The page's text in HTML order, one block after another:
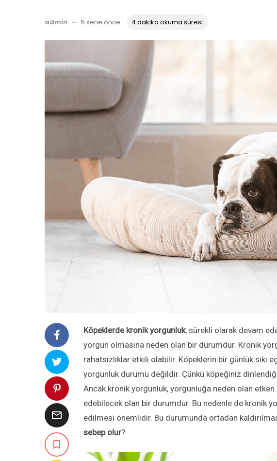
admin — 5 sene önce 4 dakika okuma süresi


Köpeklerde kronik yorgunluk, sürekli olarak devam
yorgun olmasına neden olan bir durumdur. Kronik
rahatsızlıklar etkili olabilir. Köpeklerin bir günlük sıkı
yorgunluk durumu değildir. Çünkü köpeğiniz
Ancak kronik yorgunluk, yorgunluğa neden olan etken
edebilecek olan bir durumdur. Bu nedenle de kronik
edilmesi önemlidir. Bu durumunda ortadan
sebep olur?